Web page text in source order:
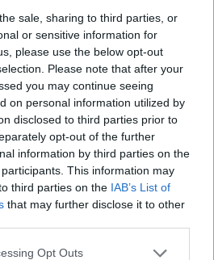
sale, sharing to third parties, or
or sensitive information for
please use the below opt-out
Please note that after your
you may continue seeing
on personal information utilized by
disclosed to third parties prior to
opt-out of the further
information by third parties on the
participants. This information may
third parties on the IAB’s List of
that may further disclose it to other
app uses one or more Google
Opt Outs
ως αγνοούμενη,
γάλλοι ντετέκτιβ για
έργο τέχνης.
σε δραστικές ενέργειες
του πίνακα,
του κλεισίματος των
ενδελεχή έρευνα σε